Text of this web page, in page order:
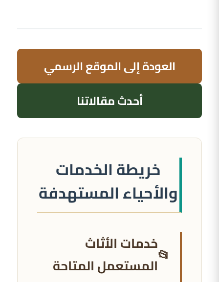
العودة إلى الموقع الرسمي
أحدث مقالاتنا
خريطة الخدمات
والأحياء المستهدفة
خدمات الأثاث
المستعمل المتاحة